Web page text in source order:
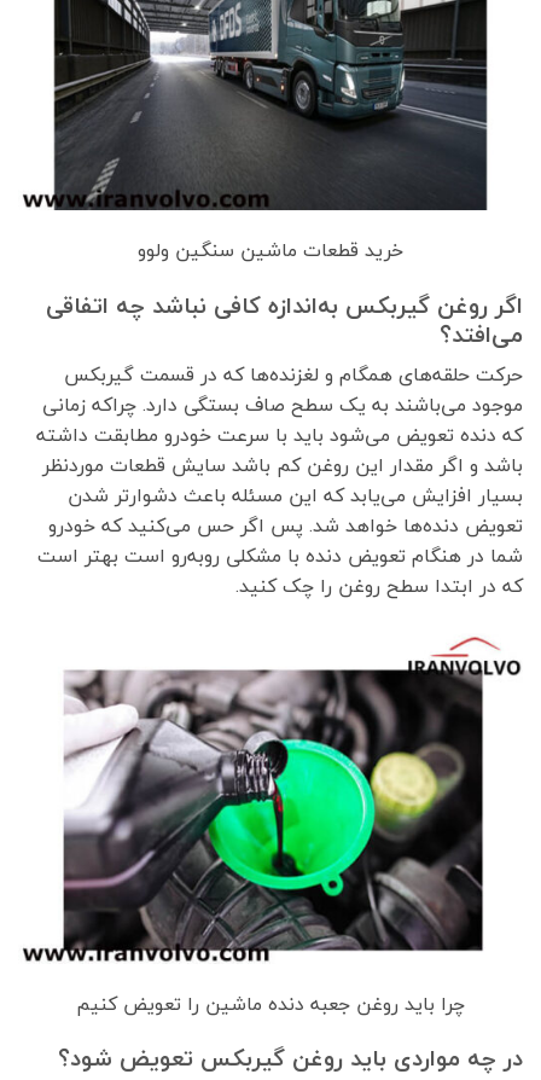
خرید قطعات ماشین سنگین ولوو
اگر روغن گیربکس به‌اندازه کافی نباشد چه اتفاقی
می‌افتد؟
حرکت حلقه‌های همگام و لغزنده‌ها که در قسمت گیربکس
موجود می‌باشند به یک سطح صاف بستگی دارد. چراکه زمانی
که دنده تعویض می‌شود باید با سرعت خودرو مطابقت داشته
باشد و اگر مقدار این روغن کم باشد سایش قطعات موردنظر
بسیار افزایش می‌یابد که این مسئله باعث دشوارتر شدن
تعویض دنده‌ها خواهد شد. پس اگر حس می‌کنید که خودرو
شما در هنگام تعویض دنده با مشکلی روبه‌رو است بهتر است
که در ابتدا سطح روغن را چک کنید.
چرا باید روغن جعبه دنده ماشین را تعویض کنیم
در چه مواردی باید روغن گیربکس تعویض شود؟